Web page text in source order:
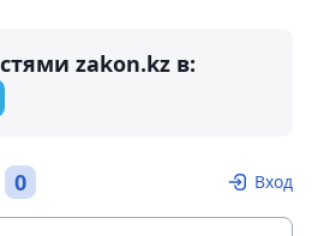
zakon.kz в:
0 Вход